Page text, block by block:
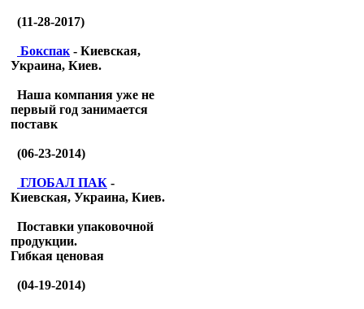
(11-28-2017)
Бокспак - Киевская,
Украина, Киев.
Наша компания уже не
первый год занимается
поставк
(06-23-2014)
ГЛОБАЛ ПАК -
Киевская, Украина, Киев.
Поставки упаковочной
продукции.
Гибкая ценовая
(04-19-2014)